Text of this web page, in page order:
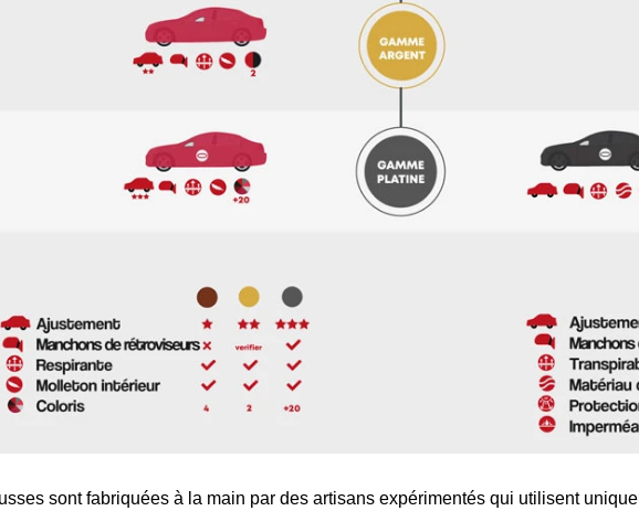
sont fabriquées à la main par des artisans expérimentés qui utilisent